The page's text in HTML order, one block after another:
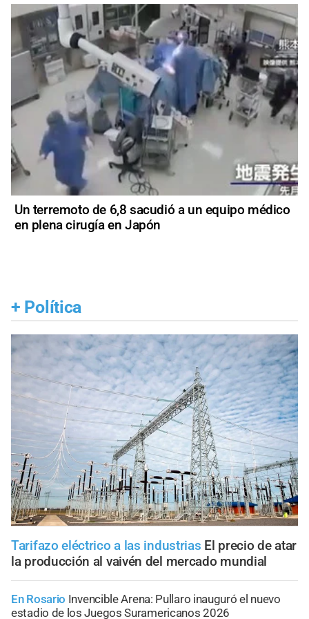
Un terremoto de 6,8 sacudió a un equipo médico
en plena cirugía en Japón
+ Política
Tarifazo eléctrico a las industrias El precio de atar
la producción al vaivén del mercado mundial
En Rosario Invencible Arena: Pullaro inauguró el nuevo
estadio de los Juegos Suramericanos 2026